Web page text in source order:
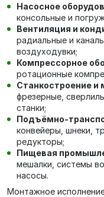
Насосное
консольные и
Вентиляция и
радиальные и
воздуходувки;
Компрессорное
ротационные
Станкостроение и
фрезерные,
станки;
Подъёмно-
конвейеры, шнеки,
редукторы;
Пищевая
мешалки, системы
насосы.
Монтажное